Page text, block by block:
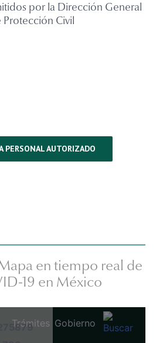
por la Dirección General
Protección Civil
PERSONAL AUTORIZADO
en tiempo real de
19 en México